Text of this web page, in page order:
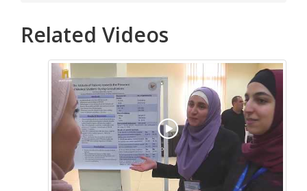
Related Videos